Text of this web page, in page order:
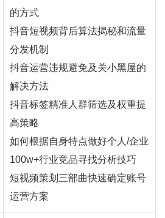
的方式
抖音短视频背后算法揭秘和流量
分发机制
抖音运营违规避免及关小黑屋的
解决方法
抖音标签精准人群筛选及权重提
高策略
如何根据自身特点做好个人/企业
100w+行业竞品寻找分析技巧
短视频策划三部曲快速确定账号
运营方案